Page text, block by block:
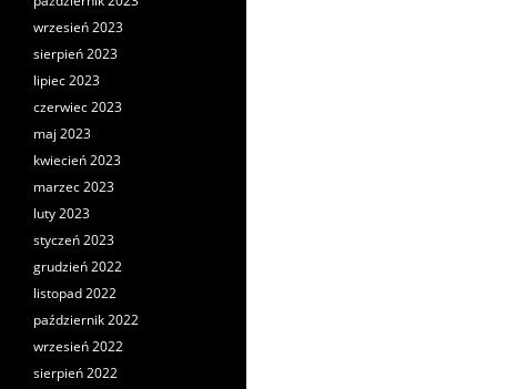
wrzesień 2023
sierpień 2023
lipiec 2023
czerwiec 2023
maj 2023
kwiecień 2023
marzec 2023
luty 2023
styczeń 2023
grudzień 2022
listopad 2022
październik 2022
wrzesień 2022
sierpień 2022